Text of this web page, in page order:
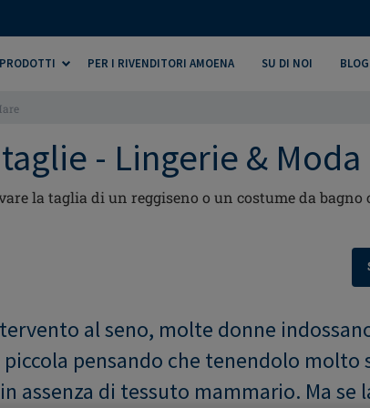
PRODOTTI PER I RIVENDITORI AMOENA SU DI NOI BLOG
- Lingerie & Moda
la taglia di un reggiseno o un costume da bagno
al seno, molte donne
pensando che tenendolo molto
assenza di tessuto mammario. Ma se